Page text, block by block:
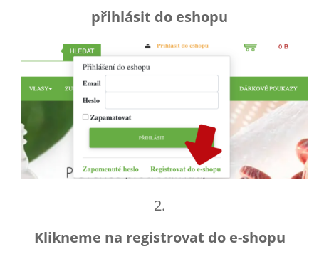
přihlásit do eshopu
2.
Klikneme na registrovat do e-shopu